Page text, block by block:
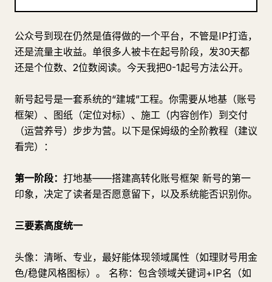
更新
公众号到现在仍然是值得做的一个平台，不管是IP打造，
还是流量主收益。单很多人被卡在起号阶段，发30天都
还是个位数、2位数阅读。今天我把0-1起号方法公开。
新号起号是一套系统的“建城”工程。你需要从地基（账号
框架）、图纸（定位对标）、施工（内容创作）到交付
（运营养号）步步为营。以下是保姆级的全阶教程（建议
看完）：
第一阶段： 打地基——搭建高转化账号框架 新号的第一
印象，决定了读者是否愿意留下，以及系统能否识别你。
三要素高度统一
头像：清晰、专业，最好能体现领域属性（如理财号用金
色/稳健风格图标）。 名称：包含领域关键词+IP名（如